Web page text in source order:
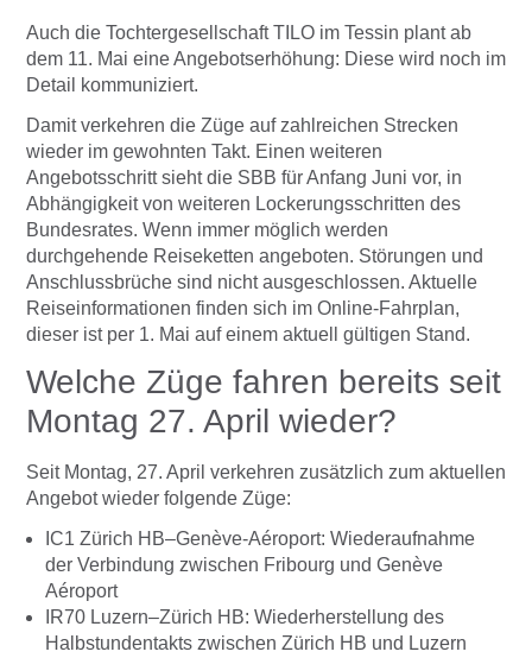
Auch die Tochtergesellschaft TILO im Tessin plant ab
dem 11. Mai eine Angebotserhöhung: Diese wird noch im
Detail kommuniziert.
Damit verkehren die Züge auf zahlreichen Strecken
wieder im gewohnten Takt. Einen weiteren
Angebotsschritt sieht die SBB für Anfang Juni vor, in
Abhängigkeit von weiteren Lockerungsschritten des
Bundesrates. Wenn immer möglich werden
durchgehende Reiseketten angeboten. Störungen und
Anschlussbrüche sind nicht ausgeschlossen. Aktuelle
Reiseinformationen finden sich im Online-Fahrplan,
dieser ist per 1. Mai auf einem aktuell gültigen Stand.
Welche Züge fahren bereits seit
Montag 27. April wieder?
Seit Montag, 27. April verkehren zusätzlich zum aktuellen
Angebot wieder folgende Züge:
IC1 Zürich HB–Genève-Aéroport: Wiederaufnahme
der Verbindung zwischen Fribourg und Genève
Aéroport
IR70 Luzern–Zürich HB: Wiederherstellung des
Halbstundentakts zwischen Zürich HB und Luzern